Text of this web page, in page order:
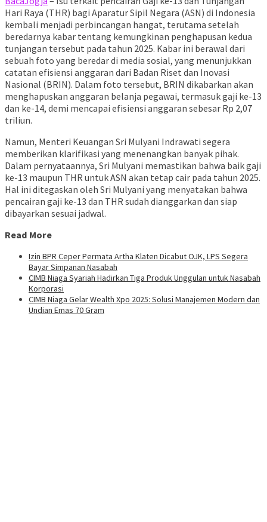
Hari Raya (THR) bagi Aparatur Sipil Negara (ASN) di Indonesia
kembali menjadi perbincangan hangat, terutama setelah
beredarnya kabar tentang kemungkinan penghapusan kedua
tunjangan tersebut pada tahun 2025. Kabar ini berawal dari
sebuah foto yang beredar di media sosial, yang menunjukkan
catatan efisiensi anggaran dari Badan Riset dan Inovasi
Nasional (BRIN). Dalam foto tersebut, BRIN dikabarkan akan
menghapuskan anggaran belanja pegawai, termasuk gaji ke-13
dan ke-14, demi mencapai efisiensi anggaran sebesar Rp 2,07
triliun.
Namun, Menteri Keuangan Sri Mulyani Indrawati segera
memberikan klarifikasi yang menenangkan banyak pihak.
Dalam pernyataannya, Sri Mulyani memastikan bahwa baik gaji
ke-13 maupun THR untuk ASN akan tetap cair pada tahun 2025.
Hal ini ditegaskan oleh Sri Mulyani yang menyatakan bahwa
pencairan gaji ke-13 dan THR sudah dianggarkan dan siap
dibayarkan sesuai jadwal.
Read More
Izin BPR Ceper Permata Artha Klaten Dicabut OJK, LPS Segera
Bayar Simpanan Nasabah
CIMB Niaga Syariah Hadirkan Tiga Produk Unggulan untuk Nasabah
Korporasi
CIMB Niaga Gelar Wealth Xpo 2025: Solusi Manajemen Modern dan
Undian Emas 70 Gram